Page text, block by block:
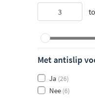
Met antislip
Ja (26)
Nee (6)